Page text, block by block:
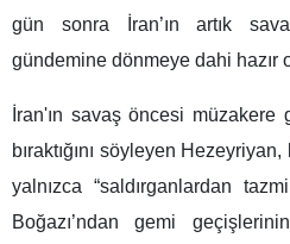
gün sonra İran’ın artık
gündemine dönmeye dahi hazır
İran'ın savaş öncesi
bıraktığını söyleyen
yalnızca “saldırganlardan
Boğazı’ndan gemi geçişlerinin